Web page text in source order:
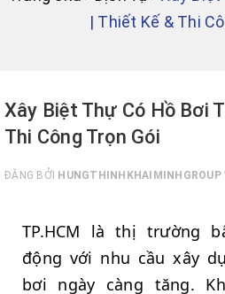
| Thiết Kế & Thi
Xây Biệt Thự Có Hồ Bơi
Thi Công Trọn Gói
ĐĂNG BỞI HUNGTHINHKHAIMINHGROUP
TP.HCM là thị trường
động với nhu cầu xây
bơi ngày càng tăng.